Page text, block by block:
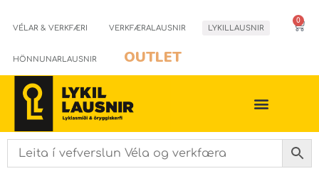
VÉLAR & VERKFÆRI VERKFÆRALAUSNIR LYKILLAUSNIR
HÖNNUNARLAUSNIR OUTLET
0